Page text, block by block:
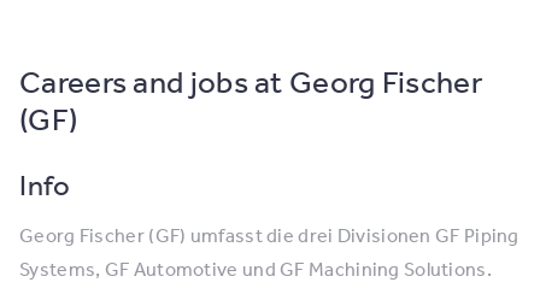
Careers and jobs at Georg Fischer
(GF)
Info
Georg Fischer (GF) umfasst die drei Divisionen GF Piping
Systems, GF Automotive und GF Machining Solutions.